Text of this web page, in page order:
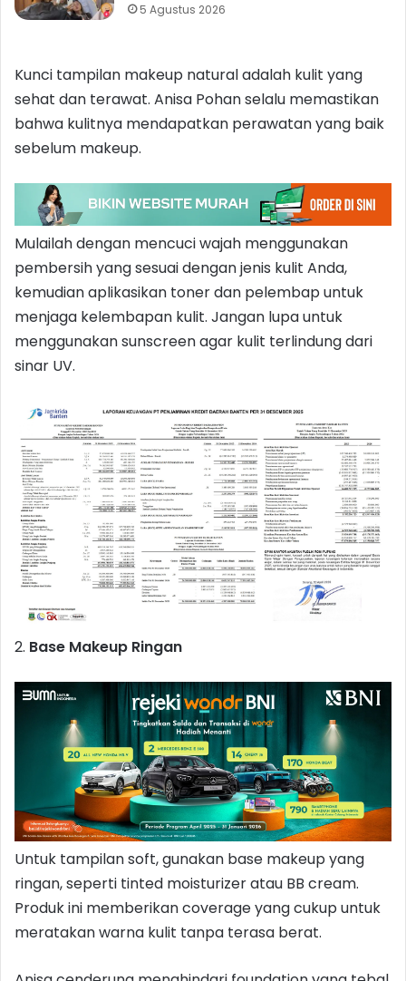
5 Agustus 2026
Kunci tampilan makeup natural adalah kulit yang
sehat dan terawat. Anisa Pohan selalu memastikan
bahwa kulitnya mendapatkan perawatan yang baik
sebelum makeup.
Mulailah dengan mencuci wajah menggunakan
pembersih yang sesuai dengan jenis kulit Anda,
kemudian aplikasikan toner dan pelembap untuk
menjaga kelembapan kulit. Jangan lupa untuk
menggunakan sunscreen agar kulit terlindung dari
sinar UV.
2. Base Makeup Ringan
Untuk tampilan soft, gunakan base makeup yang
ringan, seperti tinted moisturizer atau BB cream.
Produk ini memberikan coverage yang cukup untuk
meratakan warna kulit tanpa terasa berat.